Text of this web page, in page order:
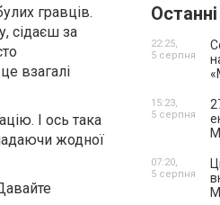
гравців.
сідаєш за
взагалі
І ось така
жодної
22:25,
5 серпня
15:23,
5 серпня
07:20,
5 серпня